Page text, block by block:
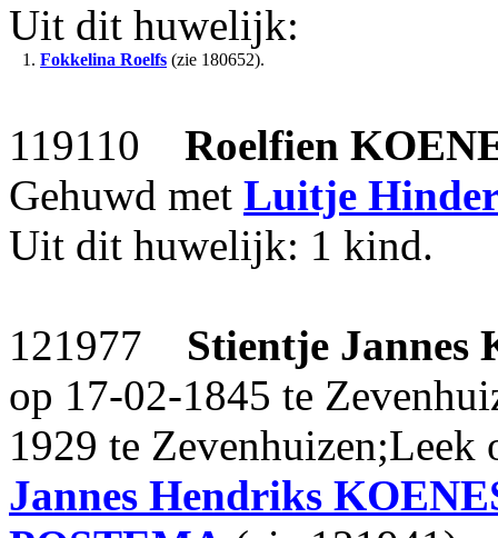
Uit dit huwelijk:
1. Fokkelina Roelfs (zie 180652).
119110 Roelfien
Gehuwd met Luitje
Uit dit huwelijk: 1 kind.
121977 Stientje Jannes
op 17-02-1845 te
1929 te
Jannes Hendriks